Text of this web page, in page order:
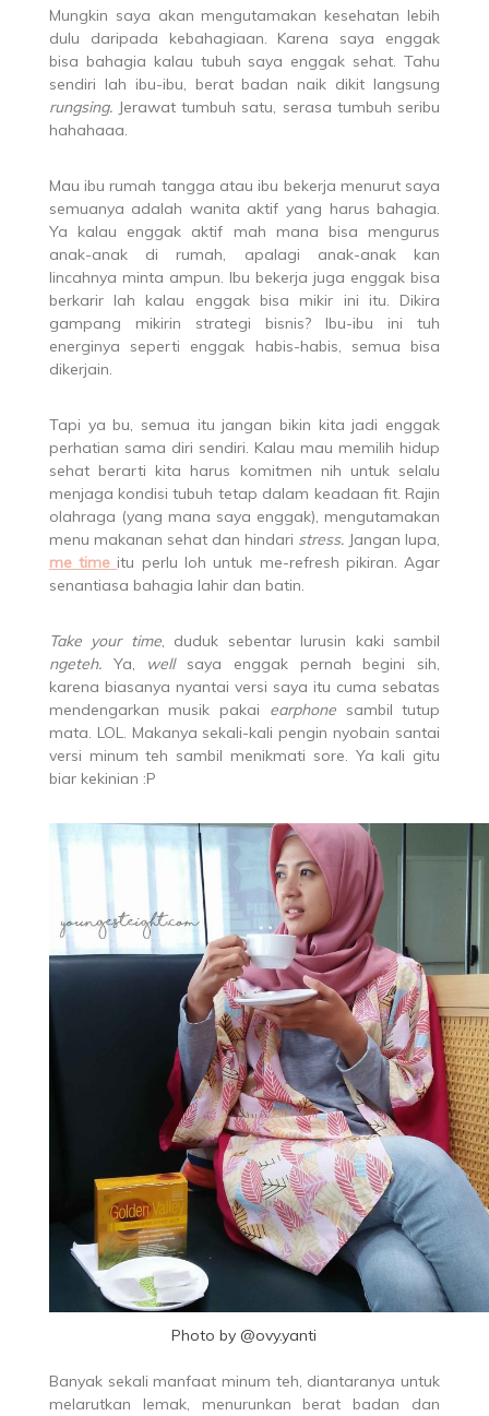
Mungkin saya akan mengutamakan kesehatan lebih
dulu daripada kebahagiaan. Karena saya enggak
bisa bahagia kalau tubuh saya enggak sehat. Tahu
sendiri lah ibu-ibu, berat badan naik dikit langsung
rungsing.Jerawat tumbuh satu, serasa tumbuh seribu
hahahaaa.
Mau ibu rumah tangga atau ibu bekerja menurut saya
semuanya adalah wanita aktif yang harus bahagia.
Ya kalau enggak aktif mah mana bisa mengurus
anak-anak di rumah, apalagi anak-anak kan
lincahnya minta ampun. Ibu bekerja juga enggak bisa
berkarir lah kalau enggak bisa mikir ini itu. Dikira
gampang mikirin strategi bisnis? Ibu-ibu ini tuh
energinya seperti enggak habis-habis, semua bisa
dikerjain.
Tapi ya bu, semua itu jangan bikin kita jadi enggak
perhatian sama diri sendiri. Kalau mau memilih hidup
sehat berarti kita harus komitmen nih untuk selalu
menjaga kondisi tubuh tetap dalam keadaan fit. Rajin
olahraga (yang mana saya enggak), mengutamakan
menu makanan sehat dan hindari stress. Jangan lupa,
me time itu perlu loh untuk me-refresh pikiran. Agar
senantiasa bahagia lahir dan batin.
Take your time, duduk sebentar lurusin kaki sambil
ngeteh.Ya, wellsaya enggak pernah begini sih,
karena biasanya nyantai versi saya itu cuma sebatas
mendengarkan musik pakai earphonesambil tutup
mata. LOL. Makanya sekali-kali pengin nyobain santai
versi minum teh sambil menikmati sore. Ya kali gitu
biar kekinian :P
Photo by @ovy.yanti
Banyak sekali manfaat minum teh, diantaranya untuk
melarutkan lemak, menurunkan berat badan dan